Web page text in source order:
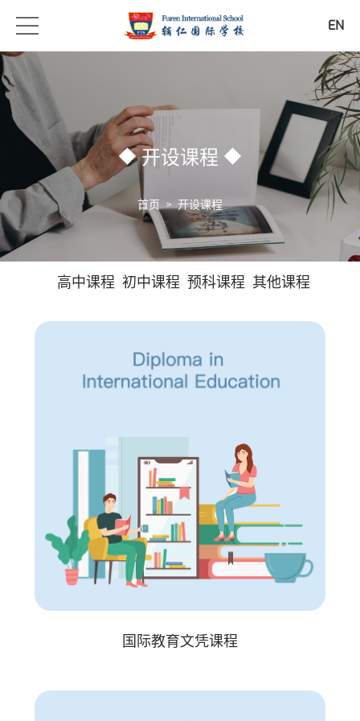
EN
开设课程
首页>开设课程
高中课程 初中课程 预科课程 其他课程
国际教育文凭课程